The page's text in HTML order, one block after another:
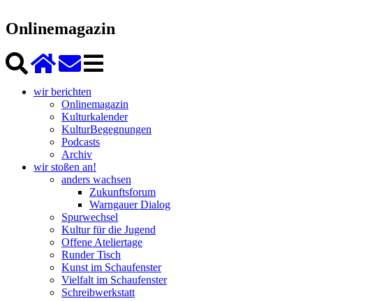
Onlinemagazin
wir berichten
Onlinemagazin
Kulturkalender
KulturBegegnungen
Podcasts
Archiv
wir stoßen an!
anders wachsen
Zukunftsforum
Warngauer Dialog
Spurwechsel
Kultur für die Jugend
Offene Ateliertage
Runder Tisch
Kunst im Schaufenster
Vielfalt im Schaufenster
Schreibwerkstatt